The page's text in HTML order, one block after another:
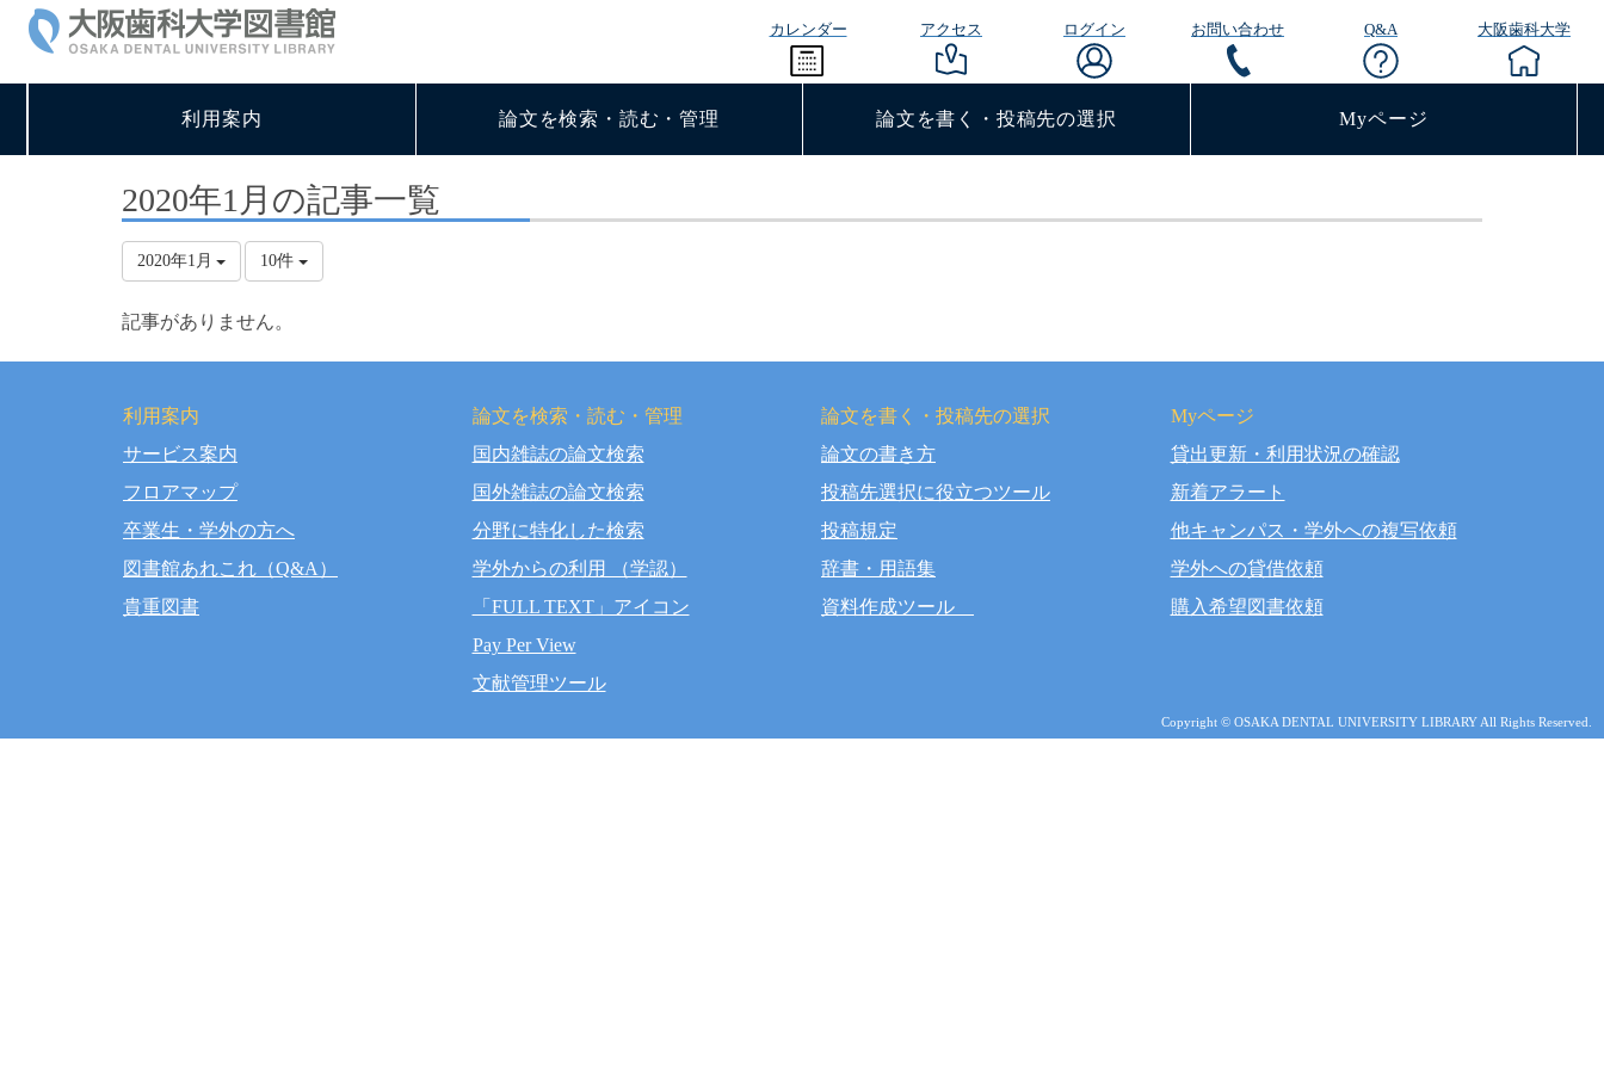
カレンダー アクセス ログイン お問い合わせ Q&A 大阪歯科大学
利用案内 論文を検索・読む・管理 論文を書く・投稿先の選択 Myページ
2020年1月の記事一覧
2020年1月 10件
記事がありません。
利用案内
サービス案内
フロアマップ
卒業生・学外の方へ
図書館あれこれ（Q&A）
貴重図書
論文を検索・読む・管理
国内雑誌の論文検索
国外雑誌の論文検索
分野に特化した検索
学外からの利用 （学認）
「FULL TEXT」アイコン
Pay Per View
文献管理ツール
論文を書く・投稿先の選択
論文の書き方
投稿先選択に役立つツール
投稿規定
辞書・用語集
資料作成ツール
Myページ
貸出更新・利用状況の確認
新着アラート
他キャンパス・学外への複写依頼
学外への貸借依頼
購入希望図書依頼
Copyright © OSAKA DENTAL UNIVERSITY LIBRARY All Rights Reserved.
Copyright © OSAKA DENTAL UNIVERSITY LIBRARY All Rights Reserved.